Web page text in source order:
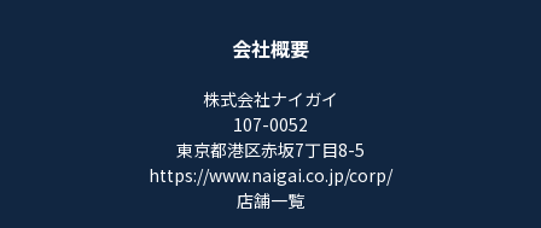
会社概要
株式会社ナイガイ
107-0052
東京都港区赤坂7丁目8-5
https://www.naigai.co.jp/corp/
店舗一覧